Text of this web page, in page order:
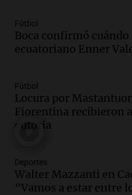
Marocco
Panorama Federal
Episodios
Panorama Federal
Episodios
Audio.
importantes
Editorial
Episodios
Fútbol
Boca confirmó
ecuatoriano Enner
Fútbol
Locura por
Fiorentina recibieron
euforia
Deportes
Walter Mazzanti en
"Vamos a estar entre